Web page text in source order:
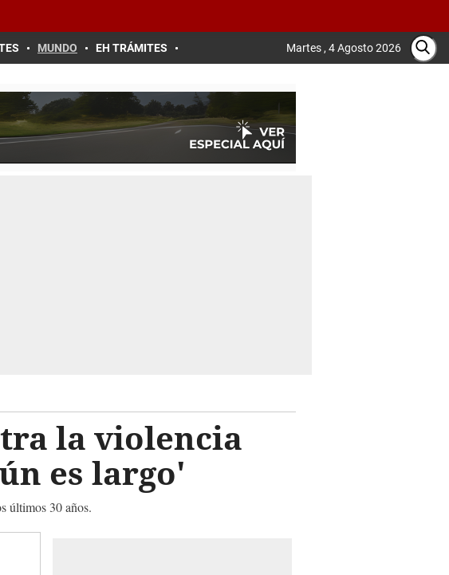
MUNDO EH TRÁMITES Martes , 4 Agosto 2026
la violencia
es largo'
últimos 30 años.